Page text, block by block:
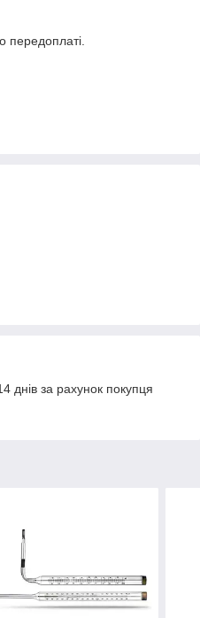
передоплаті.
днів за рахунок покупця